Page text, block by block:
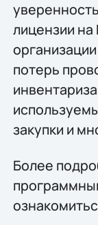
лицензии
потерь
закупки и
Более